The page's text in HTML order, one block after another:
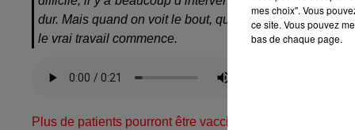
dur. Mais quand on voit le bout, que ça va ouvrir enfin,
le vrai travail commence.
Plus de patients pourront être vaccinés ?
mes choix". Vous
ce site. Vous pouvez
bas de chaque page.